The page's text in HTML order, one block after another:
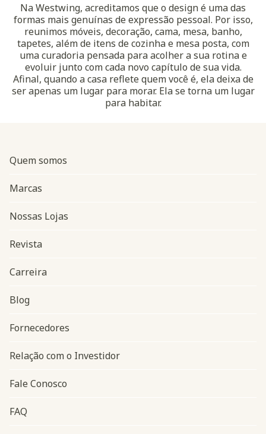
Na Westwing, acreditamos que o design é uma das
formas mais genuínas de expressão pessoal. Por isso,
reunimos móveis, decoração, cama, mesa, banho,
tapetes, além de itens de cozinha e mesa posta, com
uma curadoria pensada para acolher a sua rotina e
evoluir junto com cada novo capítulo de sua vida.
Afinal, quando a casa reflete quem você é, ela deixa de
ser apenas um lugar para morar. Ela se torna um lugar
para habitar.
Navegação do rodapé
Quem somos
Marcas
Nossas Lojas
Revista
Carreira
Blog
Fornecedores
Relação com o Investidor
Fale Conosco
FAQ